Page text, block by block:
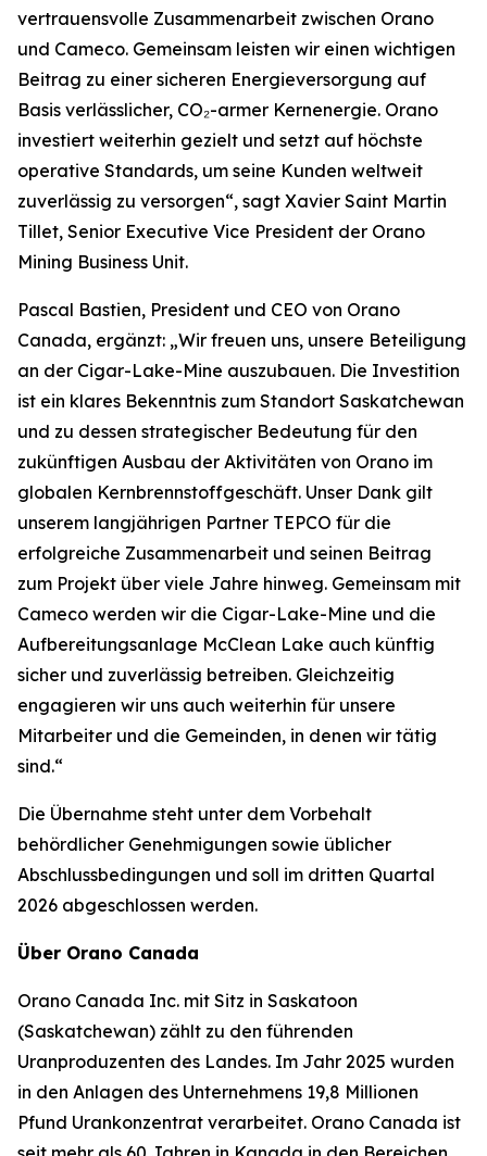
vertrauensvolle Zusammenarbeit zwischen Orano
und Cameco. Gemeinsam leisten wir einen wichtigen
Beitrag zu einer sicheren Energieversorgung auf
Basis verlässlicher, CO₂-armer Kernenergie. Orano
investiert weiterhin gezielt und setzt auf höchste
operative Standards, um seine Kunden weltweit
zuverlässig zu versorgen“, sagt Xavier Saint Martin
Tillet, Senior Executive Vice President der Orano
Mining Business Unit.
Pascal Bastien, President und CEO von Orano
Canada, ergänzt: „Wir freuen uns, unsere Beteiligung
an der Cigar-Lake-Mine auszubauen. Die Investition
ist ein klares Bekenntnis zum Standort Saskatchewan
und zu dessen strategischer Bedeutung für den
zukünftigen Ausbau der Aktivitäten von Orano im
globalen Kernbrennstoffgeschäft. Unser Dank gilt
unserem langjährigen Partner TEPCO für die
erfolgreiche Zusammenarbeit und seinen Beitrag
zum Projekt über viele Jahre hinweg. Gemeinsam mit
Cameco werden wir die Cigar-Lake-Mine und die
Aufbereitungsanlage McClean Lake auch künftig
sicher und zuverlässig betreiben. Gleichzeitig
engagieren wir uns auch weiterhin für unsere
Mitarbeiter und die Gemeinden, in denen wir tätig
sind.“
Die Übernahme steht unter dem Vorbehalt
behördlicher Genehmigungen sowie üblicher
Abschlussbedingungen und soll im dritten Quartal
2026 abgeschlossen werden.
Über Orano Canada
Orano Canada Inc. mit Sitz in Saskatoon
(Saskatchewan) zählt zu den führenden
Uranproduzenten des Landes. Im Jahr 2025 wurden
in den Anlagen des Unternehmens 19,8 Millionen
Pfund Urankonzentrat verarbeitet. Orano Canada ist